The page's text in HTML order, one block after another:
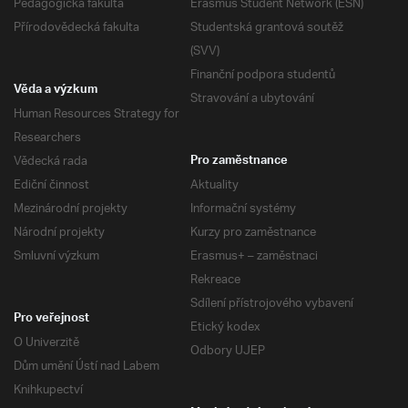
Přírodovědecká fakulta
Studentská grantová soutěž
(SVV)
Finanční podpora studentů
Stravování a ubytování
Věda a výzkum
Human Resources Strategy for
Researchers
Vědecká rada
Ediční činnost
Mezinárodní projekty
Národní projekty
Smluvní výzkum
Pro zaměstnance
Aktuality
Informační systémy
Kurzy pro zaměstnance
Erasmus+ – zaměstnaci
Rekreace
Sdílení přístrojového vybavení
Etický kodex
Odbory UJEP
Pro veřejnost
O Univerzitě
Dům umění Ústí nad Labem
Knihkupectví